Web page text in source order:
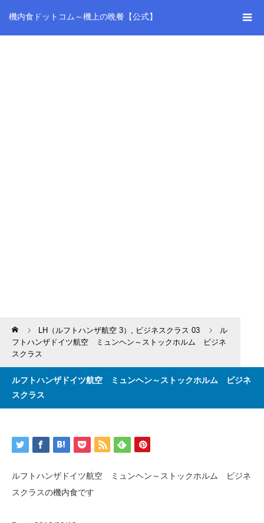
機内食ドットコム～機上の晩餐【公式】
Home LH（ルフトハンザ航空 3） , ビジネスクラス 03
ル
フトハンザドイツ航空 ミュンヘン～ストックホルム ビジネ
スクラス
ルフトハンザドイツ航空 ミュンヘン～ストックホルム ビジネ
スクラス
ルフトハンザドイツ航空 ミュンヘン～ストックホルム ビジネ
スクラスの機内食です